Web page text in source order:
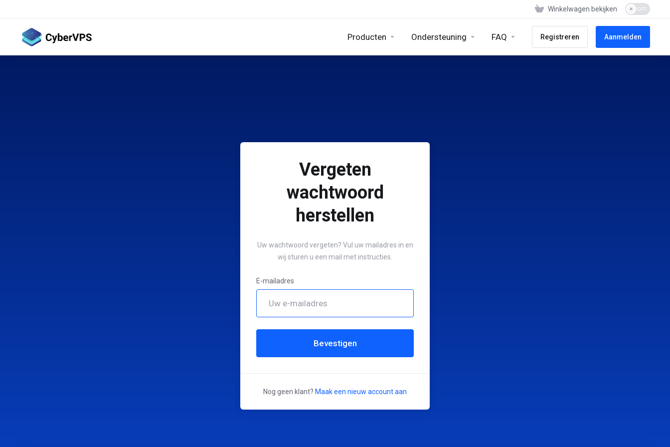
Winkelwagen bekijken
Producten Ondersteuning FAQ Registreren Aanmelden
Vergeten
wachtwoord
herstellen
Uw wachtwoord vergeten? Vul uw mailadres in en
wij sturen u een mail met instructies.
E-mailadres
Bevestigen
Nog geen klant? Maak een nieuw account aan